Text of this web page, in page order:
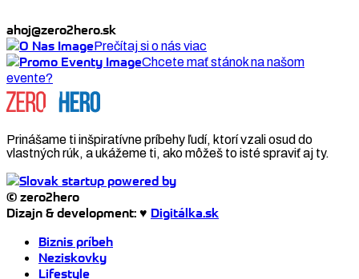
ahoj@zero2hero.sk
Prečítaj si o nás viac
Chcete mať stánok na našom
evente?
Prinášame ti inšpiratívne príbehy ľudí, ktorí vzali osud do
vlastných rúk, a ukážeme ti, ako môžeš to isté spraviť aj ty.
© zero2hero
Dizajn & development: ♥ Digitálka.sk
Biznis príbeh
Neziskovky
Lifestyle